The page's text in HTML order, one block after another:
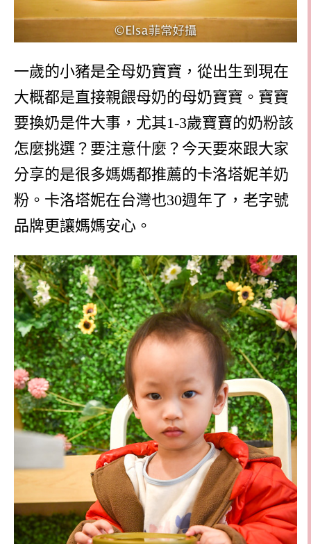
一歲的小豬是全母奶寶寶，從出生到現在
大概都是直接親餵母奶的母奶寶寶。寶寶
要換奶是件大事，尤其1-3歲寶寶的奶粉該
怎麼挑選？要注意什麼？今天要來跟大家
分享的是很多媽媽都推薦的卡洛塔妮羊奶
粉。卡洛塔妮在台灣也30週年了，老字號
品牌更讓媽媽安心。